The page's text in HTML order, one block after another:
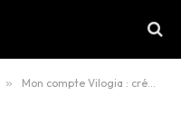
» Mon compte Vilogia : créez votre compte et suivez vos démarches locatives